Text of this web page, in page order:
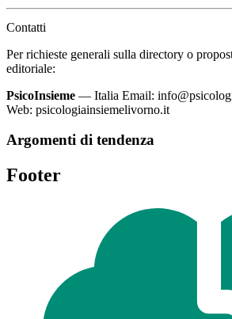
Contatti
Per richieste generali sulla directory o
editoriale:
PsicoInsieme — Italia Email:
Web: psicologiainsiemelivorno.it
Argomenti di tendenza
Footer